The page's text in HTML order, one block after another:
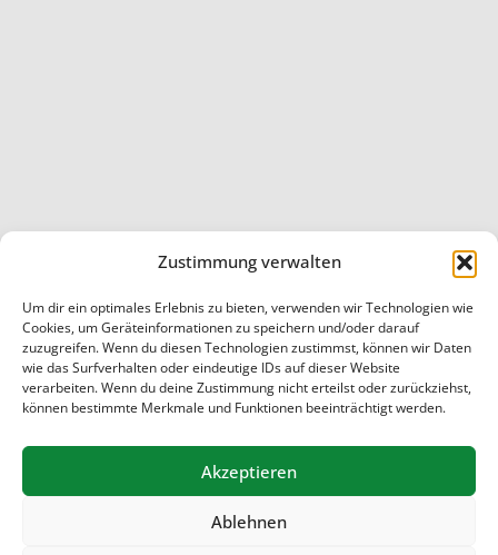
Zustimmung verwalten
Um dir ein optimales Erlebnis zu bieten, verwenden wir Technologien wie
Cookies, um Geräteinformationen zu speichern und/oder darauf
zuzugreifen. Wenn du diesen Technologien zustimmst, können wir Daten
wie das Surfverhalten oder eindeutige IDs auf dieser Website
verarbeiten. Wenn du deine Zustimmung nicht erteilst oder zurückziehst,
können bestimmte Merkmale und Funktionen beeinträchtigt werden.
Akzeptieren
Ablehnen
Startseite/Unsere Schule/Unsere Klassen-Häuser
© 2026 Schule Marmstorf